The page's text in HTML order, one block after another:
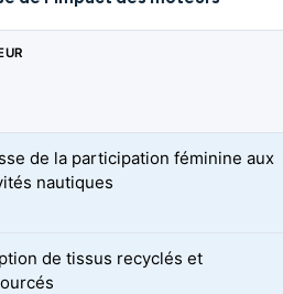
de la participation féminine aux
nautiques
de tissus recyclés et